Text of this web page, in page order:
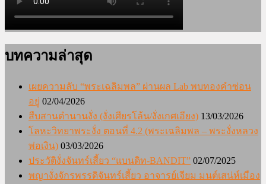
บทความล่าสุด
เผยความลับ “พระเฉลิมพล” ผ่านผล Lab พบทองคำซ่อน
อยู่ 02/04/2026
สืบสานตำนานงั่ง (งั่งเศียรโล้น/งั่งเกศเอียง) 13/03/2026
โลหะวิทยาพระงั่ง ตอนที่ 4.2 (พระเฉลิมพล – พระงั่งหลวง
พ่อเงิน) 03/03/2026
ประวัติงั่งจันทร์เสี้ยว “แบนดิท-BANDIT” 02/07/2025
พญางั่งจักรพรรดิจันทร์เสี้ยว อาจารย์เจียม มนต์เสน่ห์เมือง